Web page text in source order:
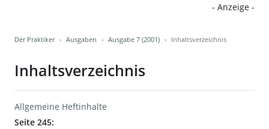
- Anzeige -
Der Praktiker Ausgaben Ausgabe 7 (2001) Inhaltsverzeichnis
Inhaltsverzeichnis
Allgemeine Heftinhalte
Seite 245: